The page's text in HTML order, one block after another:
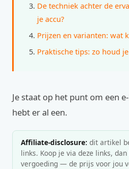
De techniek achter de
je accu?
Prijzen en varianten: wat
Praktische tips: zo houd
Je staat op het punt om een
hebt er al een.
Affiliate-disclosure: dit artikel
links. Koop je via deze links,
vergoeding — de prijs voor jou